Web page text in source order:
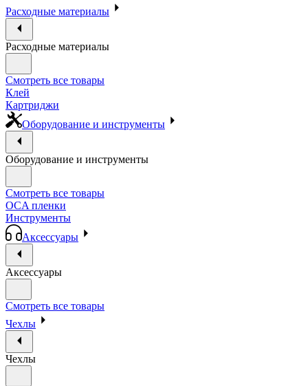
Расходные материалы
Расходные материалы
Смотреть все товары
Клей
Картриджи
Оборудование и инструменты
Оборудование и инструменты
Смотреть все товары
OCA пленки
Инструменты
Аксессуары
Аксессуары
Смотреть все товары
Чехлы
Чехлы